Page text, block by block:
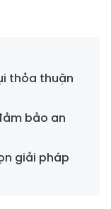
thỏa thuận
bảo an
giải pháp